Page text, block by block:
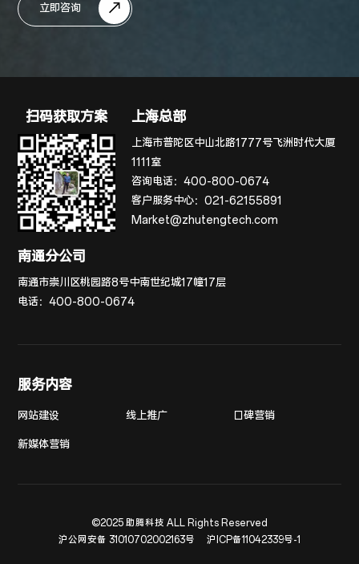
立即咨询
扫码获取方案 上海总部
上海市普陀区中山北路1777号飞洲时代大厦
1111室
咨询电话：400-800-0674
客户服务中心：021-62155891
Market@zhutengtech.com
南通分公司
南通市崇川区桃园路8号中南世纪城17幢17层
电话：400-800-0674
服务内容
网站建设 线上推广 口碑营销
新媒体营销
©2025 助腾科技 ALL Rights Reserved
沪公网安备 31010702002163号
沪ICP备11042339号-1